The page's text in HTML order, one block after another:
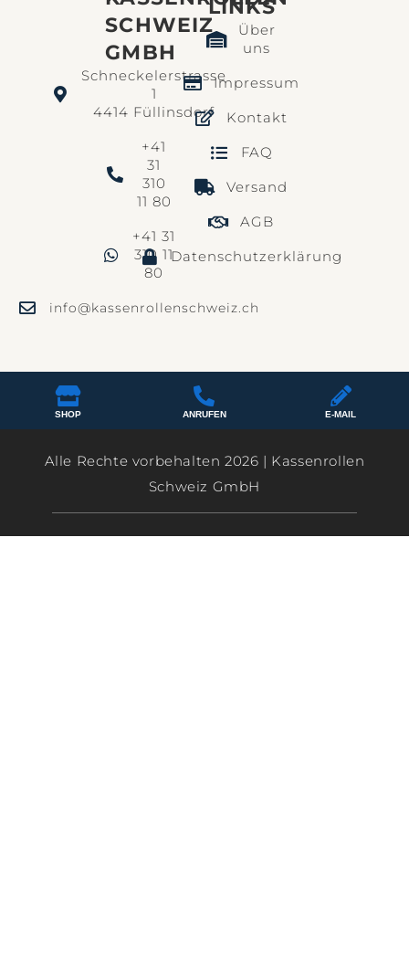
SCHWEIZ
GMBH
Schneckelerstrasse
1
4414 Füllinsdorf
+41
31
310
11 80
+41 31
310 11
80
info@kassenrollenschweiz.ch
LINKS​
Über
uns
Impressum
Kontakt
FAQ
Versand
AGB
Datenschutzerklärung
SHOP ANRUFEN E-MAIL
Alle Rechte vorbehalten 2026 | Kassenrollen
Schweiz GmbH